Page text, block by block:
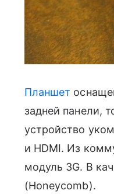
Планшет
задней панели,
устройство
и HDMI. Из
модуль 3G. В
(Honeycomb).